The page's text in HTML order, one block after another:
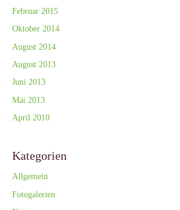
Februar 2015
Oktober 2014
August 2014
August 2013
Juni 2013
Mai 2013
April 2010
Kategorien
Allgemein
Fotogalerien